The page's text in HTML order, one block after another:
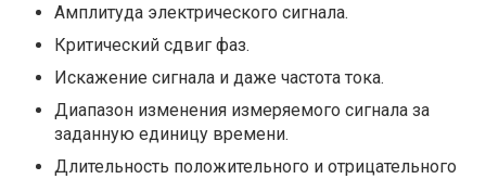
Амплитуда электрического сигнала.
Критический сдвиг фаз.
Искажение сигнала и даже частота тока.
Диапазон изменения измеряемого сигнала за
заданную единицу времени.
Длительность положительного и отрицательного